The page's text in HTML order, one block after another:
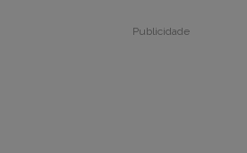
Publicidade